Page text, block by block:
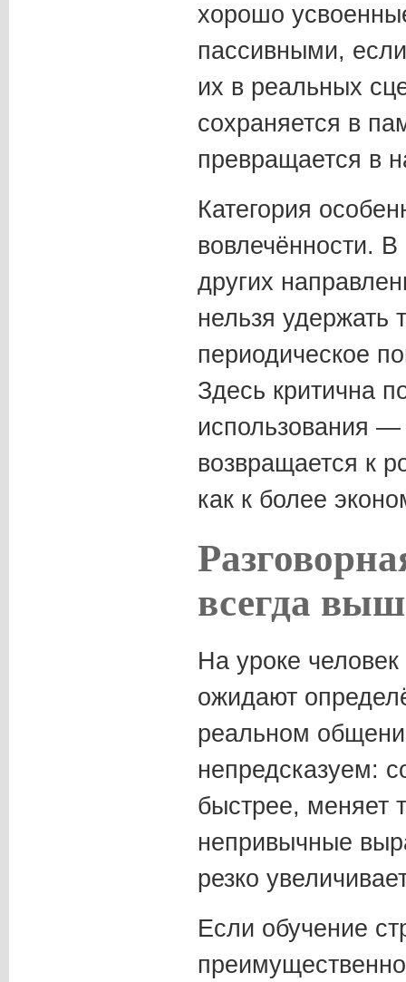
хорошо
пассивными,
их в реальных
сохраняется в
превращается в
Категория
вовлечённости. В
других
нельзя удержать
периодическое
Здесь критична
использования —
возвращается к
как к более
всегда
На уроке человек
ожидают
реальном
непредсказуем:
быстрее, меняет
непривычные
резко
Если обучение